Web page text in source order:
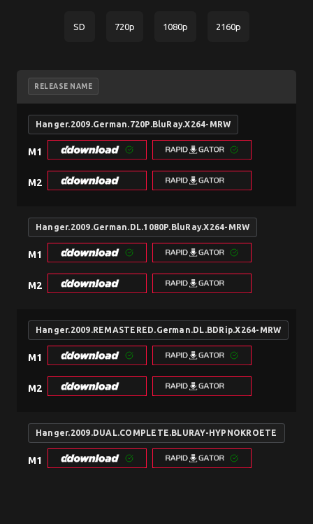
SD 720p 1080p 2160p
RELEASE NAME
Hanger.2009.German.720P.BluRay.X264-MRW
M1
M2
Hanger.2009.German.DL.1080P.BluRay.X264-MRW
M1
M2
Hanger.2009.REMASTERED.German.DL.BDRip.X264-MRW
M1
M2
Hanger.2009.DUAL.COMPLETE.BLURAY-HYPNOKROETE
M1